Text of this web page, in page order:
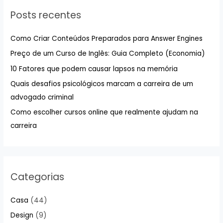
i
r
p
o
r
:
Posts recentes
Como Criar Conteúdos Preparados para Answer Engines
Preço de um Curso de Inglês: Guia Completo (Economia)
10 Fatores que podem causar lapsos na memória
Quais desafios psicológicos marcam a carreira de um
advogado criminal
Como escolher cursos online que realmente ajudam na
carreira
Categorias
Casa (44)
Design (9)